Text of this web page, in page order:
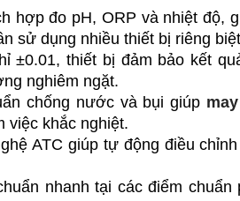
hợp đo pH, ORP và nhiệt độ,
sử dụng nhiều thiết bị riêng
±0.01, thiết bị đảm bảo kết
nghiêm ngặt.
chống nước và bụi giúp
việc khắc nghiệt.
ATC giúp tự động điều
nhanh tại các điểm